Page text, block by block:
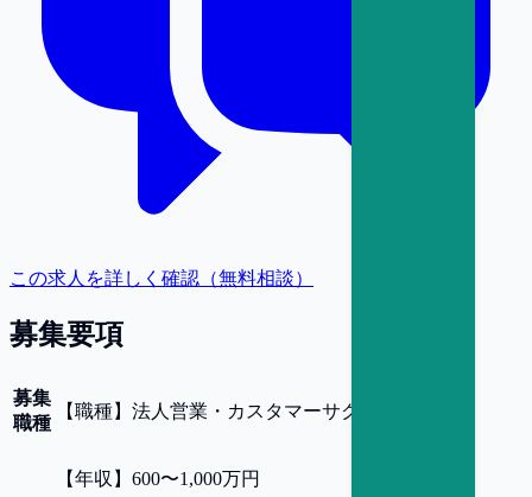
この求人を詳しく確認（無料相談）
募集要項
募集
職種
【職種】 法人営業・カスタマーサクセス
【年収 】 600〜1,000万円